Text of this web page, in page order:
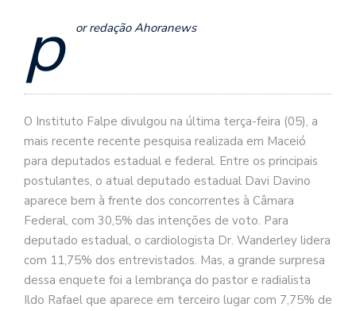
p or redação Ahoranews
O Instituto Falpe divulgou na última terça-feira (05), a
mais recente recente pesquisa realizada em Maceió
para deputados estadual e federal. Entre os principais
postulantes, o atual deputado estadual Davi Davino
aparece bem à frente dos concorrentes à Câmara
Federal, com 30,5% das intenções de voto. Para
deputado estadual, o cardiologista Dr. Wanderley lidera
com 11,75% dos entrevistados. Mas, a grande surpresa
dessa enquete foi a lembrança do pastor e radialista
Ildo Rafael que aparece em terceiro lugar com 7,75% de